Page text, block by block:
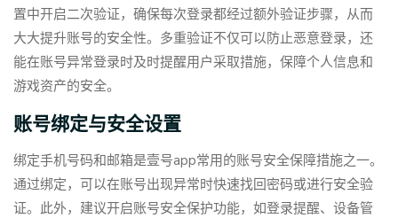
置中开启二次验证，确保每次登录都经过额外验证步骤，从而
大大提升账号的安全性。多重验证不仅可以防止恶意登录，还
能在账号异常登录时及时提醒用户采取措施，保障个人信息和
游戏资产的安全。
账号绑定与安全设置
绑定手机号码和邮箱是壹号app常用的账号安全保障措施之一。
通过绑定，可以在账号出现异常时快速找回密码或进行安全验
证。此外，建议开启账号安全保护功能，如登录提醒、设备管